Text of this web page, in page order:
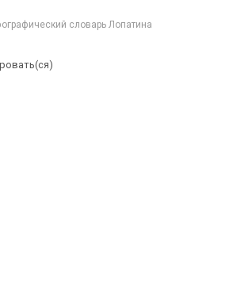
словарь Лопатина